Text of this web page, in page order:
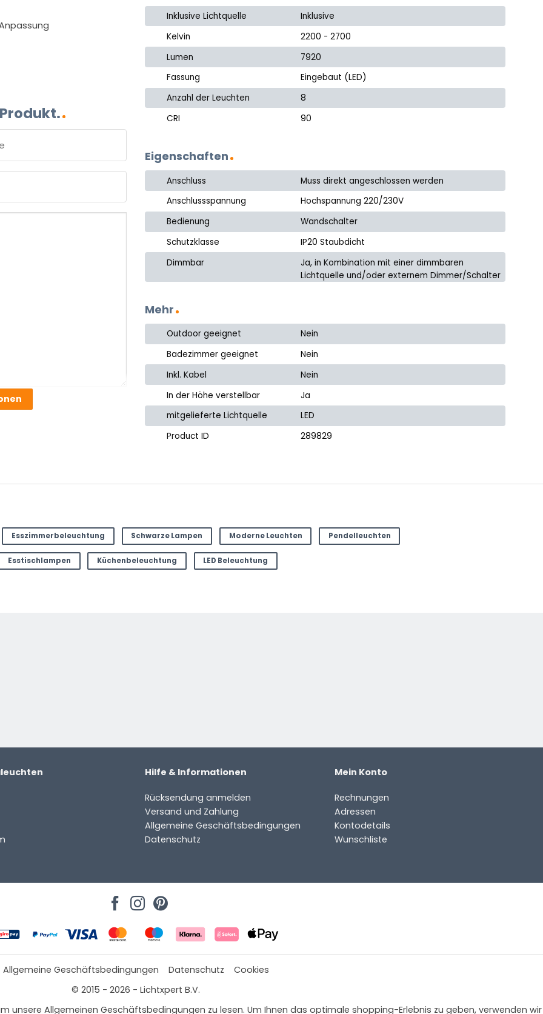
Inklusive Lichtquelle
Inklusive
Kelvin
2200 - 2700
Lumen
7920
Fassung
Eingebaut (LED)
Anzahl der Leuchten
8
CRI
90
Eigenschaften
Anschluss
Muss direkt angeschlossen werden
Anschlussspannung
Hochspannung 220/230V
Bedienung
Wandschalter
Schutzklasse
IP20 Staubdicht
Dimmbar
Ja, in Kombination mit einer dimmbaren
Lichtquelle und/oder externem Dimmer/Schalter
Mehr
Outdoor geeignet
Nein
Badezimmer geeignet
Nein
Inkl. Kabel
Nein
In der Höhe verstellbar
Ja
mitgelieferte Lichtquelle
LED
Product ID
289829
Esszimmerbeleuchtung Schwarze Lampen Moderne Leuchten Pendelleuchten
Esstischlampen Küchenbeleuchtung LED Beleuchtung
Hilfe & Informationen
Rücksendung anmelden
Versand und Zahlung
Allgemeine Geschäftsbedingungen
Datenschutz
Mein Konto
Rechnungen
Adressen
Kontodetails
Wunschliste
Allgemeine Geschäftsbedingungen Datenschutz
Cookies
© 2015 - 2026 - Lichtxpert B.V.
um unsere Allgemeinen Geschäftsbedingungen zu lesen. Um Ihnen das optimale shopping-Erlebnis zu geben, verwenden wir